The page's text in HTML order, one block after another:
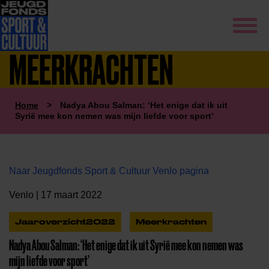
MEERKRACHTEN
Home >
Nadya Abou Salman: ‘Het enige dat ik uit
Syrië mee kon nemen was mijn liefde voor sport’
Naar Jeugdfonds Sport & Cultuur Venlo pagina
Venlo | 17 maart 2022
Jaaroverzicht2022 Meerkrachten
Nadya Abou Salman: ‘Het enige dat ik uit Syrië mee kon nemen was
mijn liefde voor sport’